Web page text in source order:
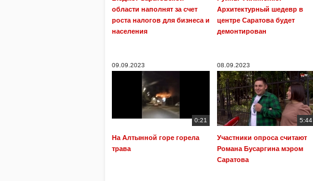
области наполнят за счет
роста налогов для бизнеса и
населения
Архитектурный шедевр в
центре Саратова будет
демонтирован
09.09.2023
0:21
На Алтынной горе горела
трава
08.09.2023
5:44
Участники опроса считают
Романа Бусаргина мэром
Саратова